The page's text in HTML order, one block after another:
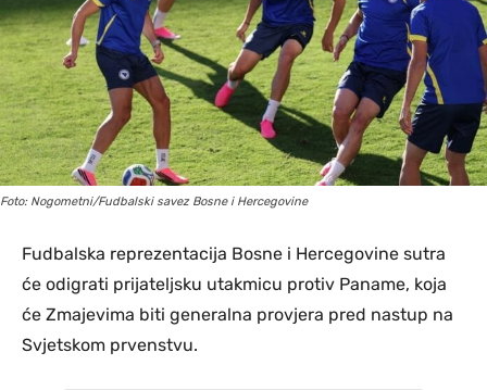
Foto: Nogometni/Fudbalski savez Bosne i Hercegovine
Fudbalska reprezentacija Bosne i Hercegovine sutra
će odigrati prijateljsku utakmicu protiv Paname, koja
će Zmajevima biti generalna provjera pred nastup na
Svjetskom prvenstvu.